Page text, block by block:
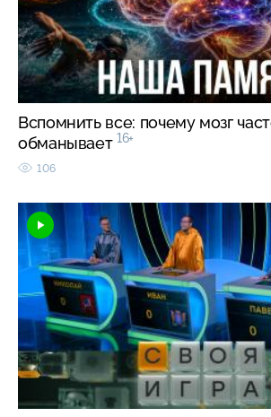
Вспомнить все: почему мозг
обманывает 16+
106